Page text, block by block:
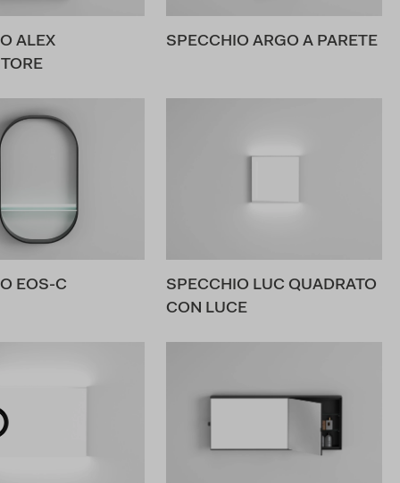
ALEX
SPECCHIO ARGO A PARETE
EOS-C
SPECCHIO LUC QUADRATO
CON LUCE